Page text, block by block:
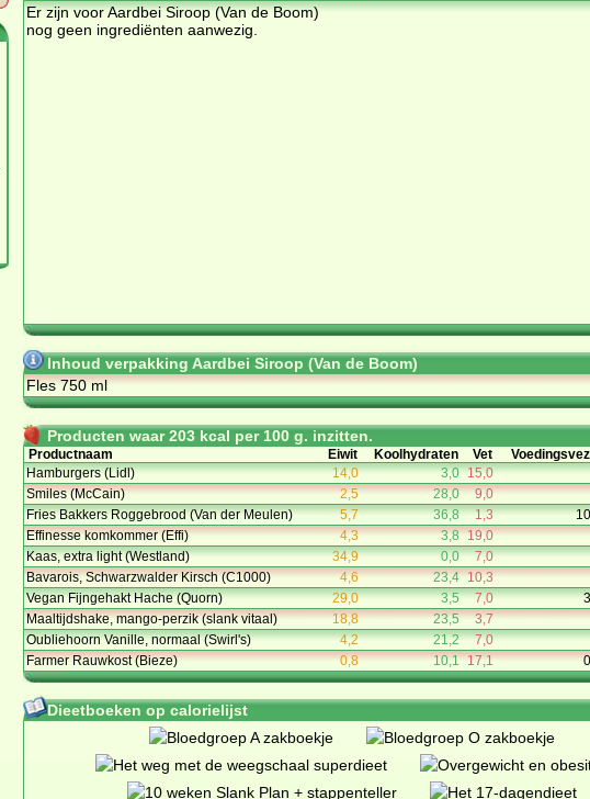
Er zijn voor Aardbei Siroop (Van de Boom)
nog geen ingrediënten aanwezig.
Inhoud verpakking Aardbei Siroop (Van de Boom)
Fles 750 ml
Producten waar 203 kcal per 100 g. inzitten.
Productnaam Eiwit Koolhydraten Vet
Hamburgers (Lidl)
14,0 3,0 15,0
Smiles (McCain)
2,5 28,0 9,0
Fries Bakkers Roggebrood (Van der Meulen)
5,7 36,8 1,3
Effinesse komkommer (Effi)
4,3 3,8 19,0
Kaas, extra light (Westland)
34,9 0,0 7,0
Bavarois, Schwarzwalder Kirsch (C1000)
4,6 23,4 10,3
Vegan Fijngehakt Hache (Quorn)
29,0 3,5 7,0
Maaltijdshake, mango-perzik (slank vitaal)
18,8 23,5 3,7
Oubliehoorn Vanille, normaal (Swirl's)
4,2 21,2 7,0
Farmer Rauwkost (Bieze)
0,8 10,1 17,1
Dieetboeken op calorielijst